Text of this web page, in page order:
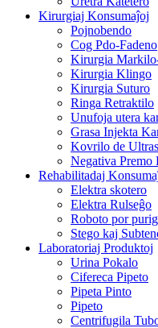
Kirurgiaj Konsumaĵoj
Pojnobendo
Cog Pdo-Fadeno
Kirurgia
Kirurgia Klingo
Kirurgia Suturo
Ringa Retraktilo
Unufoja utera
Grasa Injekta
Kovrilo de
Negativa Premo
Rehabilitadaj
Elektra skotero
Elektra Rulseĝo
Roboto por
Stego kaj
Laboratoriaj Produktoj
Urina Pokalo
Cifereca Pipeto
Pipeta Pinto
Pipeto
Centrifugila